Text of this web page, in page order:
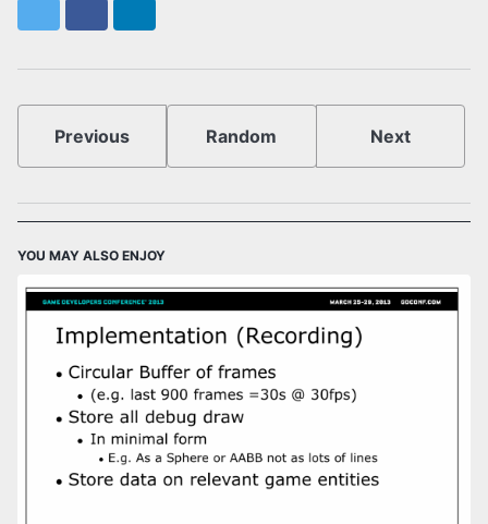
Previous Random Next
YOU MAY ALSO ENJOY